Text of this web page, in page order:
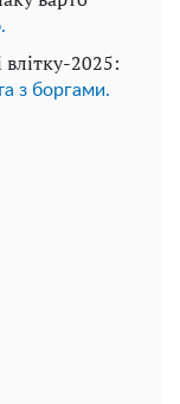
влітку-2025:
з боргами.